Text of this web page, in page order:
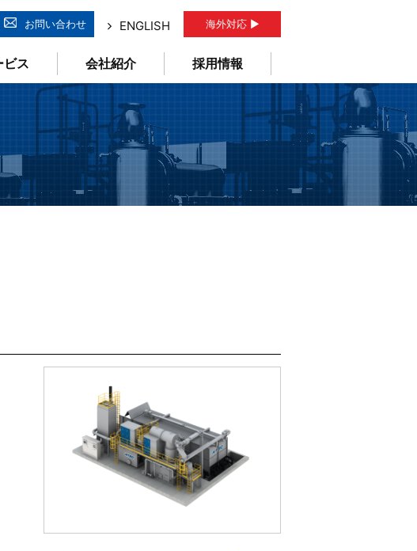
お問い合わせ ENGLISH 海外対応 ▶
ビス 会社紹介 採用情報